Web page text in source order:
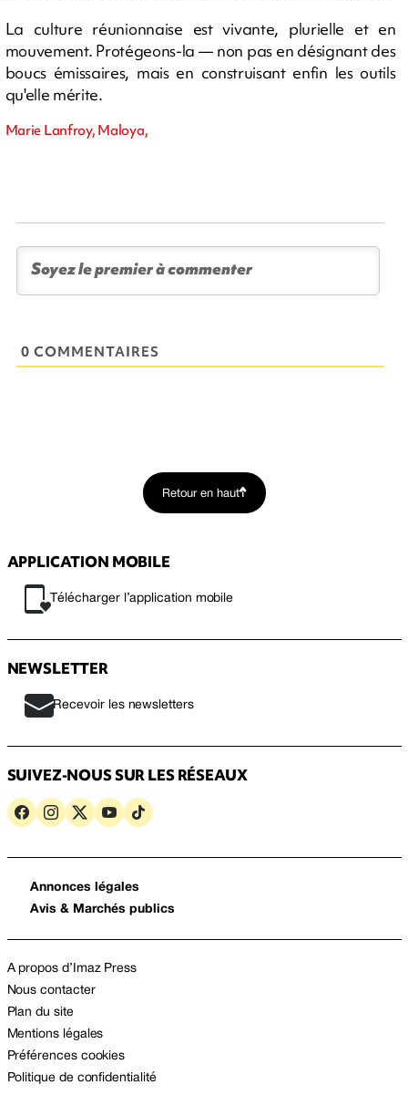
La culture réunionnaise est vivante, plurielle et en
mouvement. Protégeons-la — non pas en désignant des
boucs émissaires, mais en construisant enfin les outils
qu'elle mérite.
Marie Lanfroy, Maloya,
0 COMMENTAIRES
Retour en haut
APPLICATION MOBILE
Télécharger l’application mobile
NEWSLETTER
Recevoir les newsletters
SUIVEZ-NOUS SUR LES RÉSEAUX
Annonces légales
Avis & Marchés publics
A propos d’Imaz Press
Nous contacter
Plan du site
Mentions légales
Préférences cookies
Politique de confidentialité